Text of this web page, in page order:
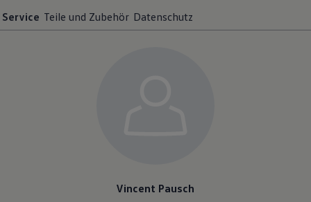
Service Teile und Zubehör Datenschutz
Vincent Pausch